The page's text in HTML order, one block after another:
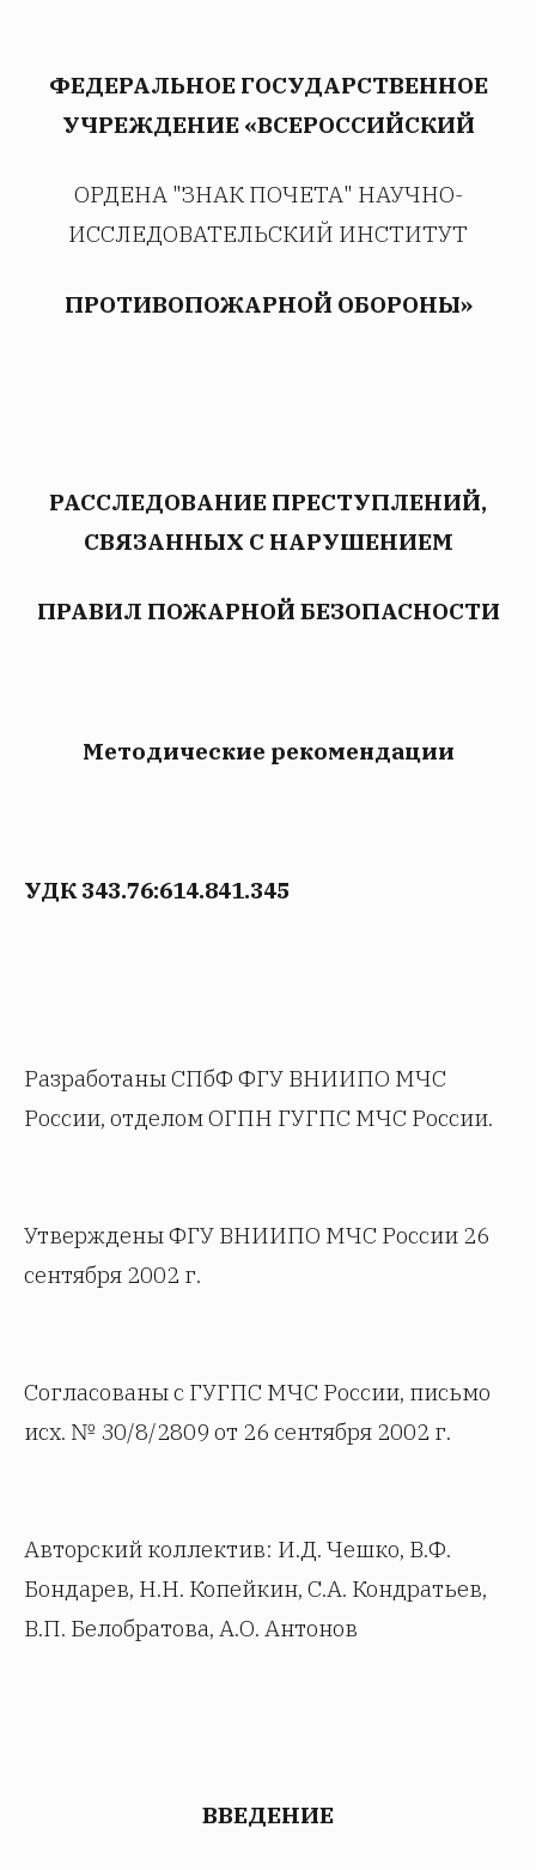
ФЕДЕРАЛЬНОЕ ГОСУДАРСТВЕННОЕ
УЧРЕЖДЕНИЕ «ВСЕРОССИЙСКИЙ
ОРДЕНА "ЗНАК ПОЧЕТА" НАУЧНО-
ИССЛЕДОВАТЕЛЬСКИЙ ИНСТИТУТ
ПРОТИВОПОЖАРНОЙ ОБОРОНЫ»
РАССЛЕДОВАНИЕ ПРЕСТУПЛЕНИЙ,
СВЯЗАННЫХ С НАРУШЕНИЕМ
ПРАВИЛ ПОЖАРНОЙ БЕЗОПАСНОСТИ
Методические рекомендации
УДК 343.76:614.841.345
Разработаны СПбФ ФГУ ВНИИПО МЧС
России, отделом ОГПН ГУГПС МЧС России.
Утверждены ФГУ ВНИИПО МЧС России 26
сентября 2002 г.
Согласованы с ГУГПС МЧС России, письмо
исх. № 30/8/2809 от 26 сентября 2002 г.
Авторский коллектив: И.Д. Чешко, В.Ф.
Бондарев, Н.Н. Копейкин, С.А. Кондратьев,
В.П. Белобратова, А.О. Антонов
ВВЕДЕНИЕ